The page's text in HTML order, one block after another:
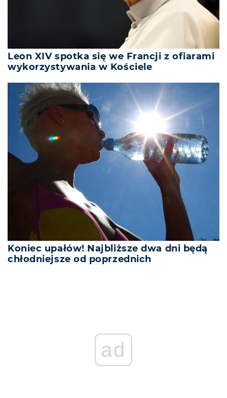
Leon XIV spotka się we Francji z ofiarami
wykorzystywania w Kościele
Koniec upałów! Najbliższe dwa dni będą
chłodniejsze od poprzednich
ad